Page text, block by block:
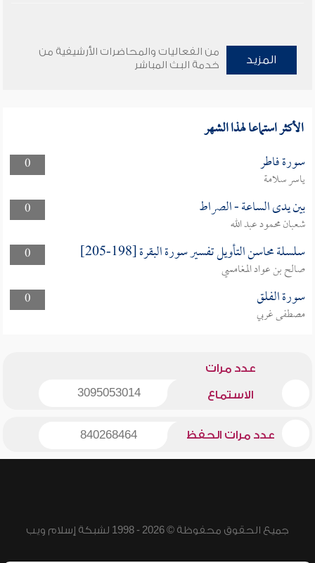
المزيد
من الفعاليات والمحاضرات الأرشيفية من
خدمة البث المباشر
الأكثر استماعا لهذا الشهر
0 سورة فاطر
ياسر سلامة
0
بين يدى الساعة - الصراط
شعبان محمود عبد الله
0
سلسلة محاسن التأويل تفسير سورة البقرة [198-205]
صالح بن عواد المغامسي
0
سورة الفلق
مصطفى غربي
عدد مرات
الاستماع 3095053014
عدد مرات الحفظ 840268464
جميع الحقوق محفوظة © 2026 - 1998 لشبكة إسلام ويب